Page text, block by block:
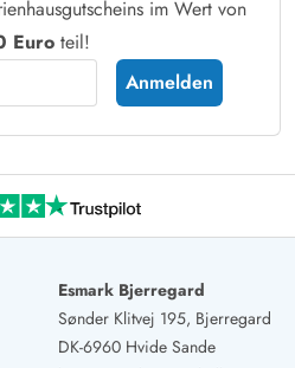
im Wert von
Euro teil!
Anmelden
Esmark Bjerregard
Sønder Klitvej 195, Bjerregard
DK-6960 Hvide Sande